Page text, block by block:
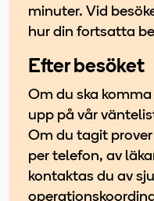
minuter. Vid
hur din fortsatta
Efter besöket
Om du ska
upp på vår
Om du tagit
per telefon, av
kontaktas du av